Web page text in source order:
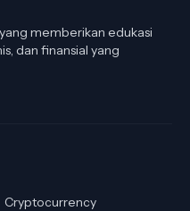
memberikan edukasi
dan finansial yang
Cryptocurrency